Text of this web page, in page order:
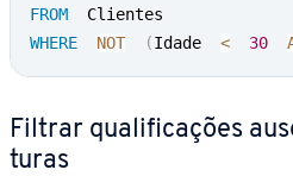
FROM
WHERE
NOT (Idade < 30
Filtrar qua­li­fi­ca­ções
tu­ras